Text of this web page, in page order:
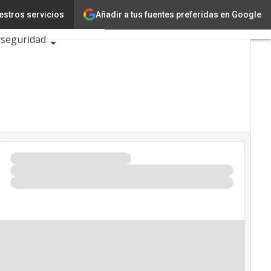
Añadir a tus fuentes preferidas en Google
servicios
Ciencia